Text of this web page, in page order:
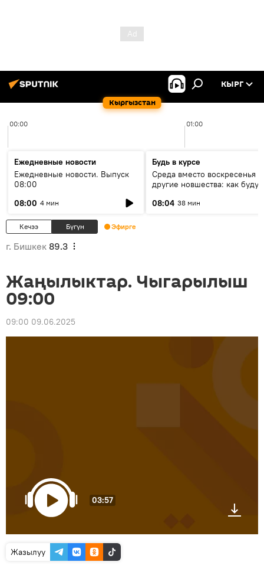
Кыргызстан
КЫРГ
00:00 01:00
Ежедневные новости
Ежедневные новости. Выпуск
08:00
08:00 4 мин
Будь в курсе
Среда вместо воскресенья и
другие новшества: как будут
08:04 38 мин
Кечээ Бүгүн Эфирге
г. Бишкек 89.3
Жаңылыктар. Чыгарылыш
09:00
09:00 09.06.2025
03:57
Жазылуу